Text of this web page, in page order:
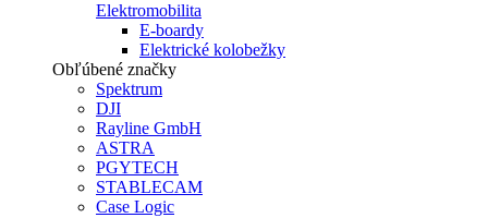
Elektromobilita
E-boardy
Elektrické kolobežky
Obľúbené značky
Spektrum
DJI
Rayline GmbH
ASTRA
PGYTECH
STABLECAM
Case Logic